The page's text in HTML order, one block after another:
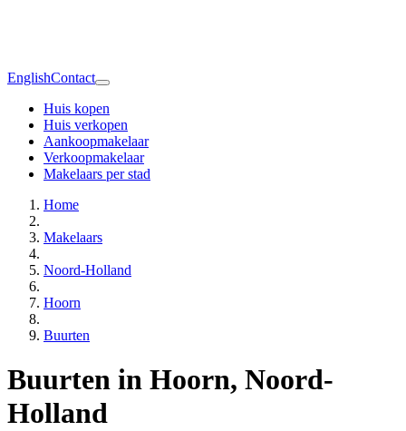
EnglishContact
Huis kopen
Huis verkopen
Aankoopmakelaar
Verkoopmakelaar
Makelaars per stad
Home
Makelaars
Noord-Holland
Hoorn
Buurten
Buurten in Hoorn, Noord-
Holland